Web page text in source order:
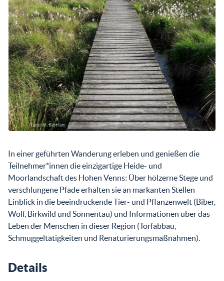
In einer geführten Wanderung erleben und genießen die
Teilnehmer*innen die einzigartige Heide- und
Moorlandschaft des Hohen Venns: Über hölzerne Stege und
verschlungene Pfade erhalten sie an markanten Stellen
Einblick in die beeindruckende Tier- und Pflanzenwelt (Biber,
Wolf, Birkwild und Sonnentau) und Informationen über das
Leben der Menschen in dieser Region (Torfabbau,
Schmuggeltätigkeiten und Renaturierungsmaßnahmen).
Details